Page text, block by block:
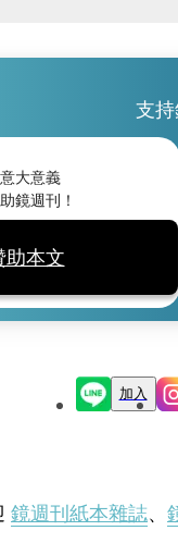
支
大意義
鏡週刊！
助本文
加入
鏡週刊紙本雜誌、